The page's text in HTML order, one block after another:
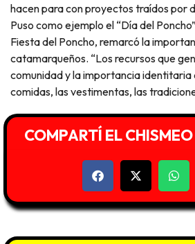
hacen para con proyectos traídos por
Puso como ejemplo el “Día del
Fiesta del Poncho, remarcó la
catamarqueños. “Los recursos que
comunidad y la importancia identitaria
comidas, las vestimentas, las
COMPARTÍ EL CHISMEO